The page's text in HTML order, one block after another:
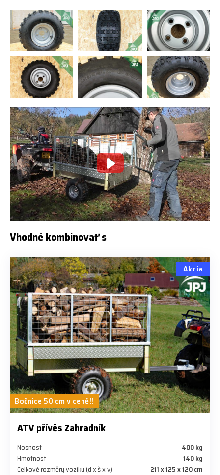
Vhodné kombinovať s
Akcia
Bočnice 50 cm v ceně!!
ATV přívěs Zahradník
Nosnost
400 kg
Hmotnost
140 kg
Celkové rozměry vozíku (d x š x v)
211 x 125 x 120 cm